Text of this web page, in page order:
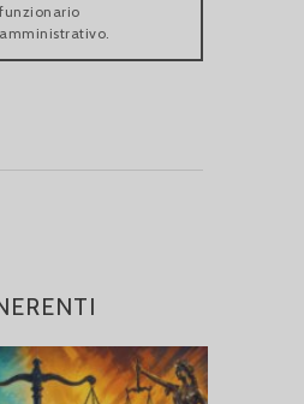
funzionario
amministrativo.